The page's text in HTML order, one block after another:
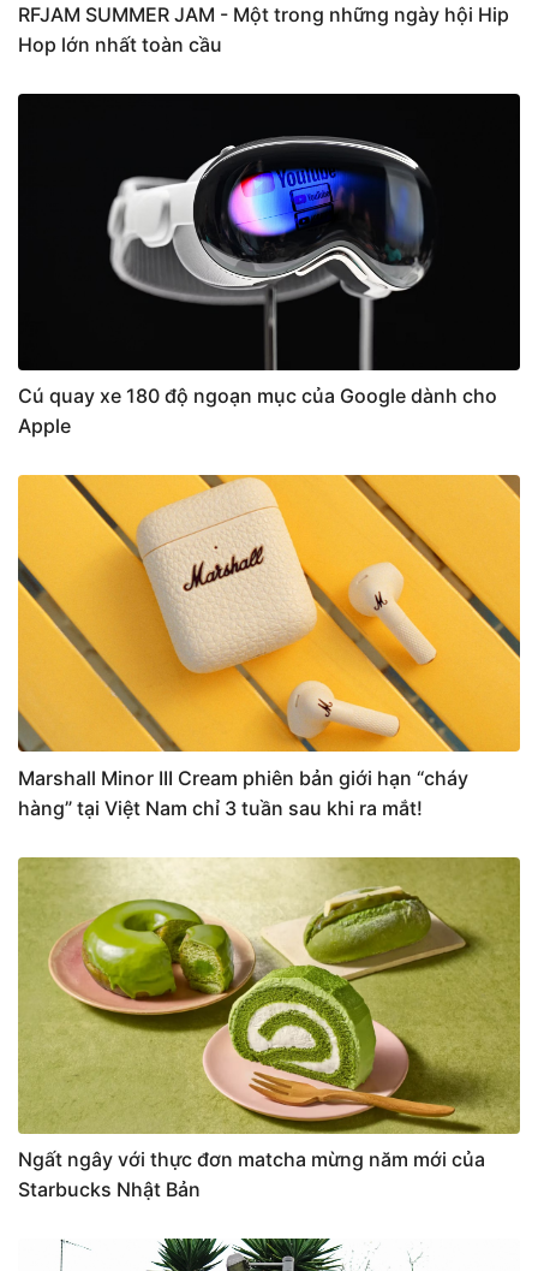
RFJAM SUMMER JAM - Một trong những ngày hội Hip
Hop lớn nhất toàn cầu
Cú quay xe 180 độ ngoạn mục của Google dành cho
Apple
Marshall Minor III Cream phiên bản giới hạn “cháy
hàng” tại Việt Nam chỉ 3 tuần sau khi ra mắt!
Ngất ngây với thực đơn matcha mừng năm mới của
Starbucks Nhật Bản